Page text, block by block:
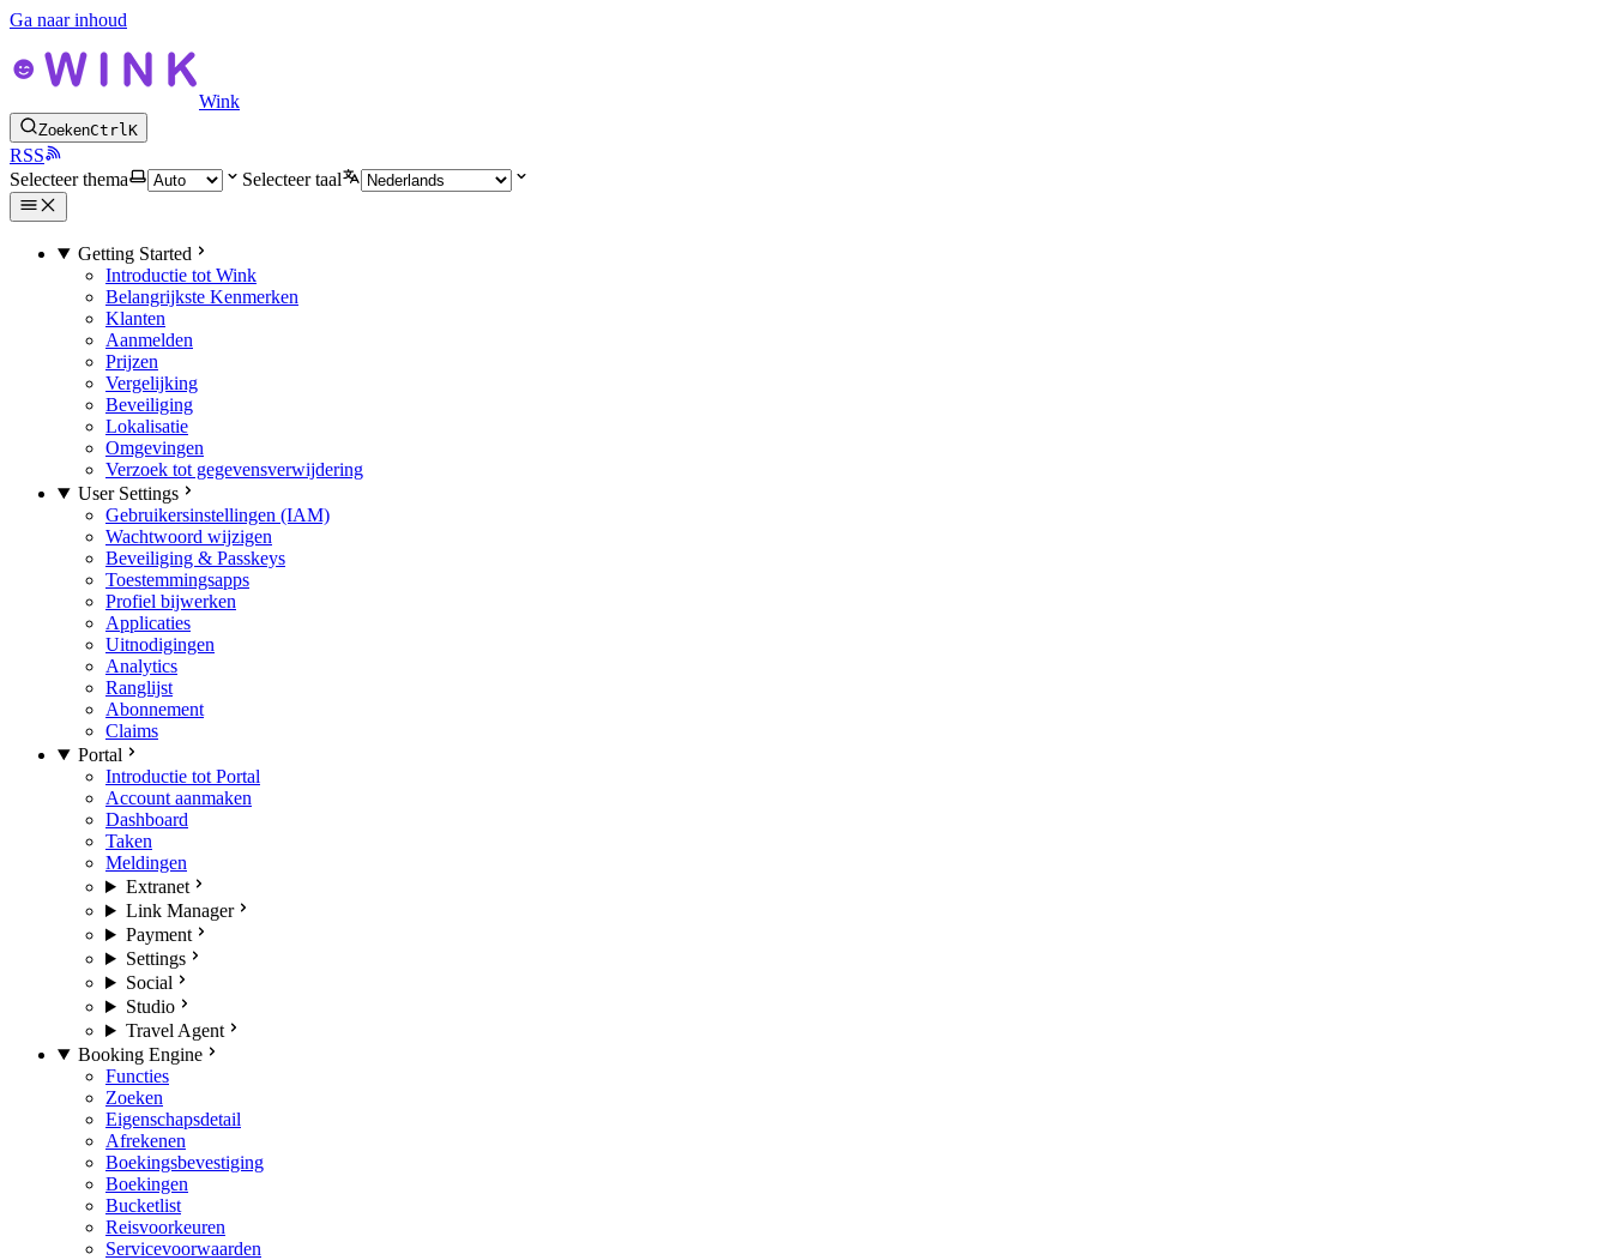
Ga naar inhoud
Wink
ZoekenCtrlK
RSS
Selecteer thema
Selecteer taal
Getting Started
Introductie tot Wink
Belangrijkste Kenmerken
Klanten
Aanmelden
Prijzen
Vergelijking
Beveiliging
Lokalisatie
Omgevingen
Verzoek tot gegevensverwijdering
User Settings
Gebruikersinstellingen (IAM)
Wachtwoord wijzigen
Beveiliging & Passkeys
Toestemmingsapps
Profiel bijwerken
Applicaties
Uitnodigingen
Analytics
Ranglijst
Abonnement
Claims
Portal
Introductie tot Portal
Account aanmaken
Dashboard
Taken
Meldingen
Extranet
Link Manager
Payment
Settings
Social
Studio
Travel Agent
Booking Engine
Functies
Zoeken
Eigenschapsdetail
Afrekenen
Boekingsbevestiging
Boekingen
Bucketlist
Reisvoorkeuren
Servicevoorwaarden